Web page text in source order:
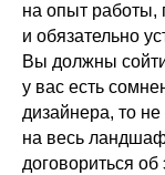
на опыт работы,
и обязательно
Вы должны
у вас есть
дизайнера, то не
на весь
договориться об